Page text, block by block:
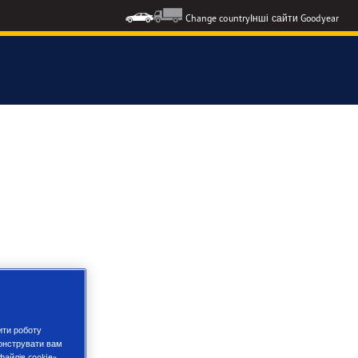
Change countryІнші сайти Goodyear
роботу
вам